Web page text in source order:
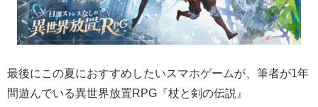
最後にこの夏におすすめしたいスマホゲームが、筆者が1年
間遊んでいる異世界放置RPG『杖と剣の伝説』